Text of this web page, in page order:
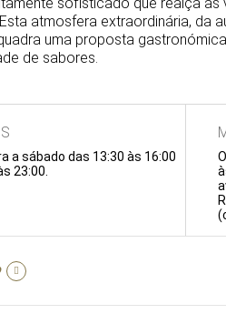
atmosfera extraordinária, da
uma proposta
de sabores.
a sábado das 13:30 às 16:00
23:00.